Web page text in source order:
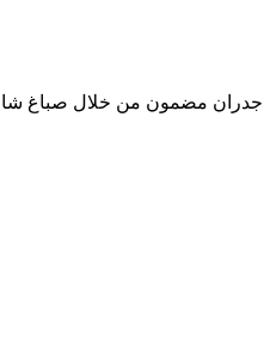
جدران مضمون من خلال صباغ